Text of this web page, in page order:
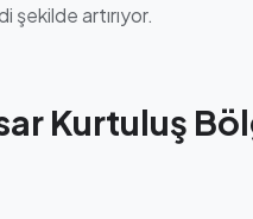
şekilde artırıyor.
Kurtuluş